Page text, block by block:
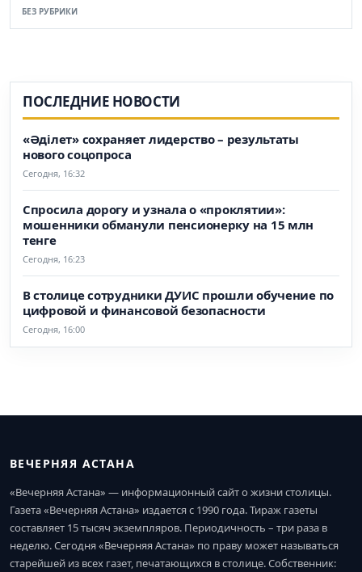
БЕЗ РУБРИКИ
ПОСЛЕДНИЕ НОВОСТИ
«Әділет» сохраняет лидерство – результаты
нового соцопроса
Сегодня, 16:32
Спросила дорогу и узнала о «проклятии»:
мошенники обманули пенсионерку на 15 млн
тенге
Сегодня, 16:23
В столице сотрудники ДУИС прошли обучение по
цифровой и финансовой безопасности
Сегодня, 16:00
ВЕЧЕРНЯЯ АСТАНА
«Вечерняя Астана» — информационный сайт о жизни столицы.
Газета «Вечерняя Астана» издается с 1990 года. Тираж газеты
составляет 15 тысяч экземпляров. Периодичность – три раза в
неделю. Сегодня «Вечерняя Астана» по праву может называться
старейшей из всех газет, печатающихся в столице. Собственник: